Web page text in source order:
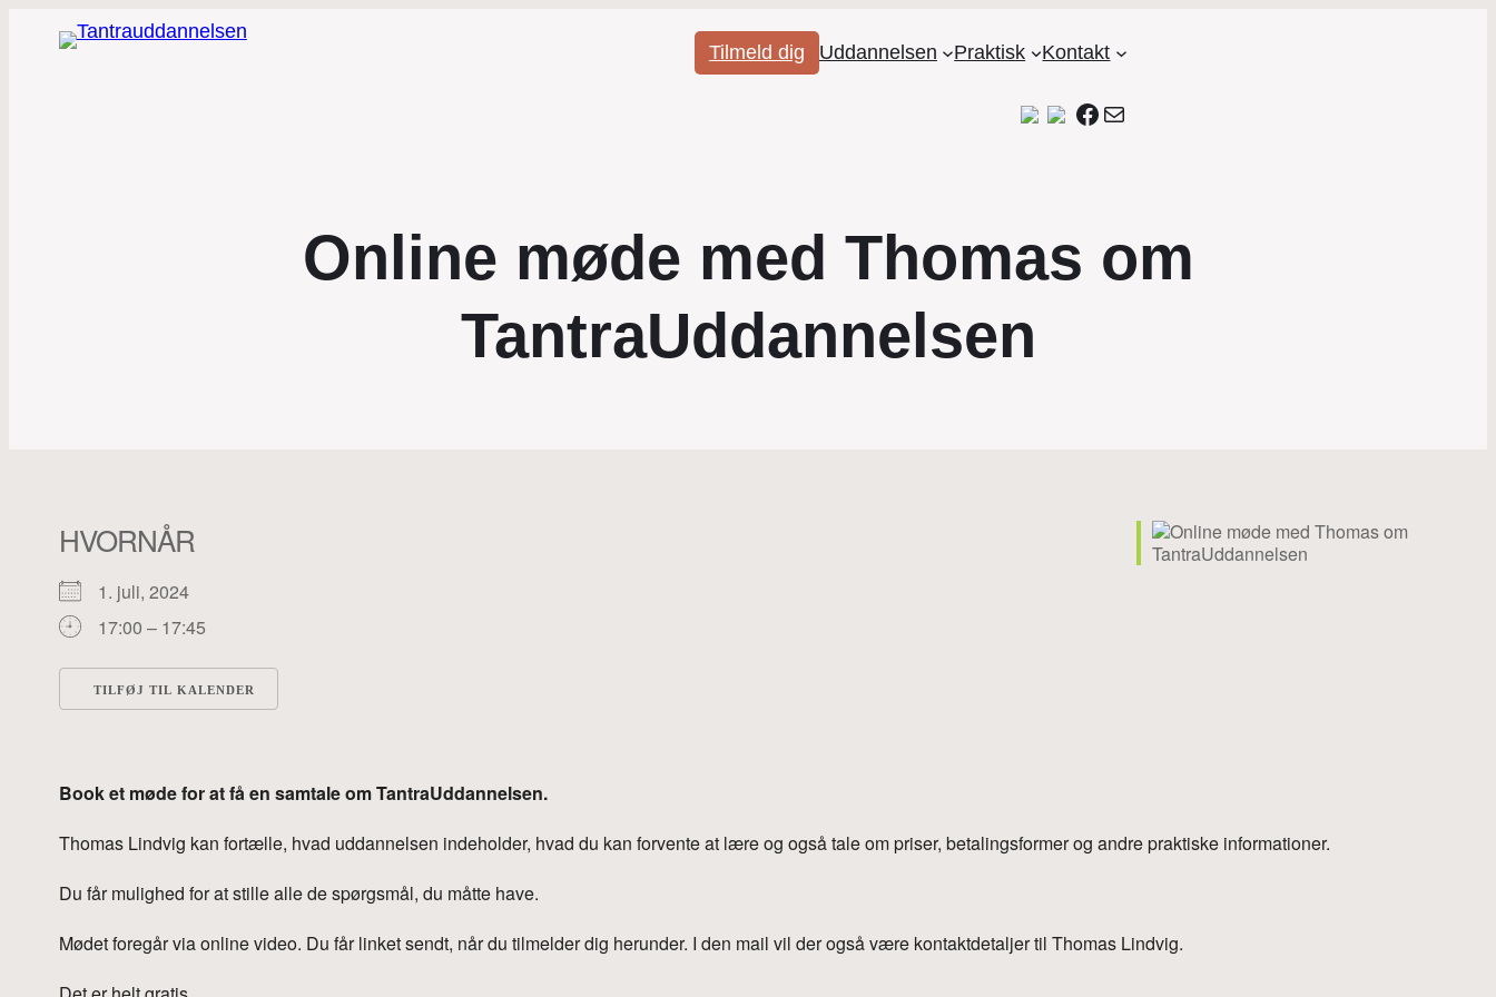
Tilmeld dig Uddannelsen Praktisk Kontakt
Facebook
Mail
Online møde med Thomas om
TantraUddannelsen
HVORNÅR
1. juli, 2024
17:00 – 17:45
TILFØJ TIL KALENDER
Book et møde for at få en samtale om TantraUddannelsen.
Thomas Lindvig kan fortælle, hvad uddannelsen indeholder, hvad du kan forvente at lære og også tale om priser, betalingsformer og andre praktiske informationer.
Du får mulighed for at stille alle de spørgsmål, du måtte have.
Mødet foregår via online video. Du får linket sendt, når du tilmelder dig herunder. I den mail vil der også være kontaktdetaljer til Thomas Lindvig.